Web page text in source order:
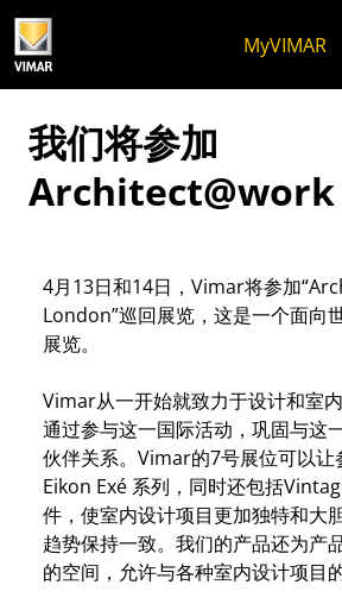
MyVIMAR
我们将参加
4月13日和14日，Vimar将参加
London”巡回展览，这是一个面向
展览。
Vimar从一开始就致力于设计和室
通过参与这一国际活动，巩固与这
伙伴关系。Vimar的7号展位可以让
Eikon Exé 系列，同时还包括
件，使室内设计项目更加独特和大
趋势保持一致。我们的产品还为产
的空间，允许与各种室内设计项目